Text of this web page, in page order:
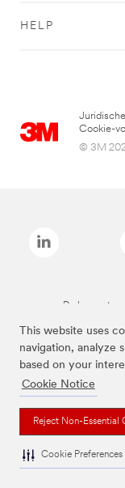
This website uses
navigation, analyze
based on your
Cookie Notice
Reject Non-Essential
Cookie Preferences
HELP
Cookie-
© 3M
De